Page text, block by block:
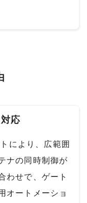
応
により、広範囲
ナの同時制御が
わせで、ゲート
オートメーショ